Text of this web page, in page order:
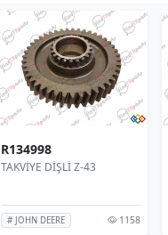
R134998
TAKVİYE DİŞLİ Z-43
# JOHN DEERE 1158